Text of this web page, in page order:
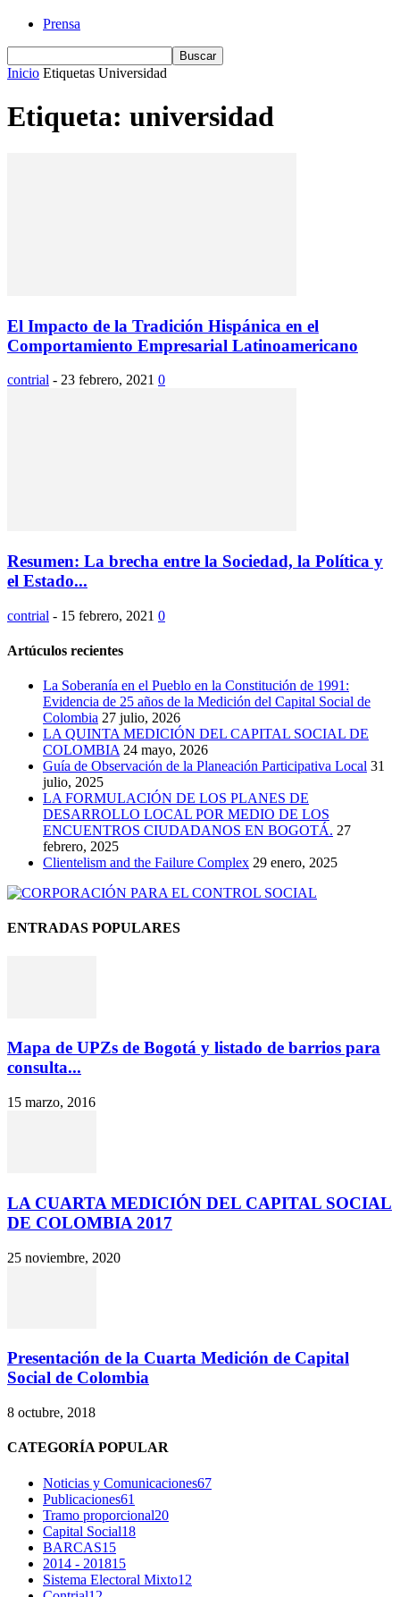
Prensa
Inicio Etiquetas Universidad
Etiqueta: universidad
El Impacto de la Tradición Hispánica en el
Comportamiento Empresarial Latinoamericano
contrial - 23 febrero, 2021 0
Resumen: La brecha entre la Sociedad, la Política y
el Estado...
contrial - 15 febrero, 2021 0
Artúculos recientes
La Soberanía en el Pueblo en la Constitución de 1991:
Evidencia de 25 años de la Medición del Capital Social de
Colombia 27 julio, 2026
LA QUINTA MEDICIÓN DEL CAPITAL SOCIAL DE
COLOMBIA 24 mayo, 2026
Guía de Observación de la Planeación Participativa Local 31
julio, 2025
LA FORMULACIÓN DE LOS PLANES DE
DESARROLLO LOCAL POR MEDIO DE LOS
ENCUENTROS CIUDADANOS EN BOGOTÁ. 27
febrero, 2025
Clientelism and the Failure Complex 29 enero, 2025
ENTRADAS POPULARES
Mapa de UPZs de Bogotá y listado de barrios para
consulta...
15 marzo, 2016
LA CUARTA MEDICIÓN DEL CAPITAL SOCIAL
DE COLOMBIA 2017
25 noviembre, 2020
Presentación de la Cuarta Medición de Capital
Social de Colombia
8 octubre, 2018
CATEGORÍA POPULAR
Noticias y Comunicaciones67
Publicaciones61
Tramo proporcional20
Capital Social18
BARCAS15
2014 - 201815
Sistema Electoral Mixto12